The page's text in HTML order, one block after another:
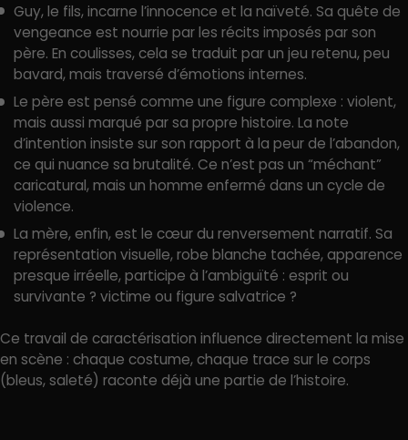
Guy, le fils, incarne l’innocence et la naïveté. Sa quête de
vengeance est nourrie par les récits imposés par son
père. En coulisses, cela se traduit par un jeu retenu, peu
bavard, mais traversé d’émotions internes.
Le père est pensé comme une figure complexe : violent,
mais aussi marqué par sa propre histoire. La note
d’intention insiste sur son rapport à la peur de l’abandon,
ce qui nuance sa brutalité. Ce n’est pas un “méchant”
caricatural, mais un homme enfermé dans un cycle de
violence.
La mère, enfin, est le cœur du renversement narratif. Sa
représentation visuelle, robe blanche tachée, apparence
presque irréelle, participe à l’ambiguïté : esprit ou
survivante ? victime ou figure salvatrice ?
Ce travail de caractérisation influence directement la mise
en scène : chaque costume, chaque trace sur le corps
(bleus, saleté) raconte déjà une partie de l’histoire.